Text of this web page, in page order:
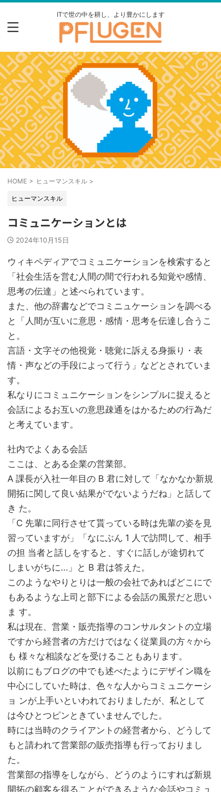
ITで世の中を耕し、より豊かにします
HOME > ヒューマンスキル >
ヒューマンスキル
コミュニケーションとは
2024年10月15日
ウィキペディアでコミュニケーションを検索すると
「社会生活を営む人間の間で行われる知覚や感情、
思考の伝達」と述べられています。
また、他の辞書などでコミニュケーションを調べる
と「人間が互いに意思・感情・思考を伝達し合うこ
と。
言語・文字その他視覚・聴覚に訴える身振り・表
情・声などの手段によって行う」などとされていま
す。
私なりにコミュニケーションをシンプルに捉えると
会話によるお互いの意思疎通をはかるための行為だ
と考えています。
社内でよくある会話
ここは、とある企業の営業部。
A 課長が入社一年目の B 君に対して「なかなか新規
開拓に関して良い結果がでないようだね」と話して
き た。
「C 先輩に同行させて貰っている時は先輩の姿を見
習っていますが」「なにぶん 1 人で訪問して、相手
の担 当者と話しをすると、すぐに話しが途切れて
しまいがちに...」と B 君は答えた。
このようなやりとりは一般の会社であればどこにで
もあるような上司と部下による会話の風景だと思い
ま す。
私は現在、営業・販売指導のコンサルタントの立場
ですから経営者の方だけではなく従業員の方々から
も 様々な相談などを受けることもあります。
以前にもブログの中でも述べたようにデザイン職を
中心にしていた時は、色々な人からコミュニケーシ
ョ ンが上手いといわれておりましたが、私として
は今ひとつピンときていませんでした。
時には当時のクライアントの経営者から、どうして
もと請われて営業部の販売指導も行っておりまし
た。
営業部の指導をしながら、どうのようにすれば新規
開拓の顧客を得ることができるような会話やコミュ